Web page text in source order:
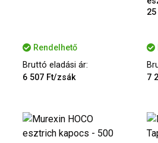
Rendelhető
Bruttó eladási ár:
6 507 Ft/zsák
7